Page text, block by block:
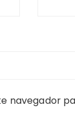
navegador